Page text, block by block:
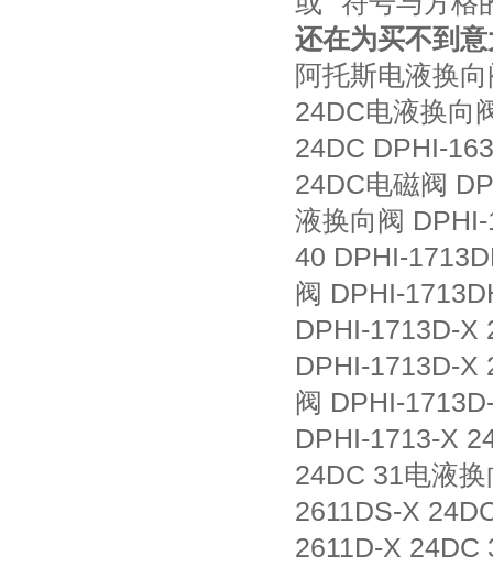
还在为买不到
阿托斯电液换
24DC电液换向
24DC DPHI-
24DC电磁阀
液换向阀
40 DPHI-
阀 DPHI-
DPHI-1713D-X
DPHI-1713D-X
阀 DPHI-
DPHI-1713-X
24DC 31电液
2611DS-X
2611D-X 24DC